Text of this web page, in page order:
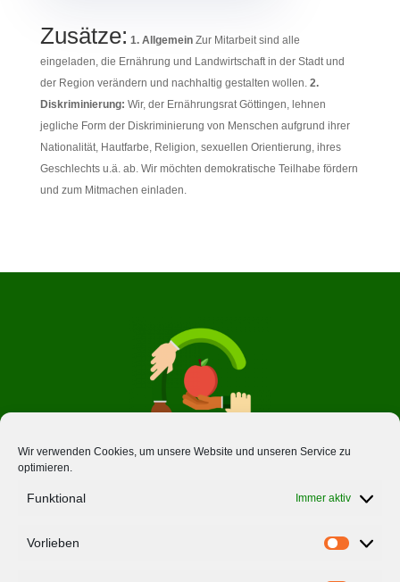
Wir verwenden Cookies, um unsere Website und unseren Service zu
optimieren.
Funktional Immer aktiv
Vorlieben
Vorlieben
Zusätze: 1. AllgemeinZur Mitarbeit sind alle
eingeladen, die Ernährung und Landwirtschaft in der Stadt und
der Region verändern und nachhaltig gestalten wollen. 2.
Diskriminierung: Wir, der Ernährungsrat Göttingen, lehnen
jegliche Form der Diskriminierung von Menschen aufgrund ihrer
Nationalität, Hautfarbe, Religion, sexuellen Orientierung, ihres
Geschlechts u.ä. ab. Wir möchten demokratische Teilhabe fördern
und zum Mitmachen einladen.